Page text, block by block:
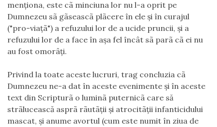
menţiona, este cã minciuna lor nu l-a oprit pe
Dumnezeu sã gãseascã plãcere în ele şi în curajul
("pro-viaţã") a refuzului lor de a ucide pruncii, şi a
refuzului lor de a face în aşa fel încât sã parã cã ei nu
au fost omorâţi.
Privind la toate aceste lucruri, trag concluzia cã
Dumnezeu ne-a dat în aceste evenimente şi în aceste
text din Scripturã o luminã puternicã care să
strãlucească asprã rãutãţii şi atrocitãţii infanticidului
mascat, şi anume avortul (cum este numit în ziua de